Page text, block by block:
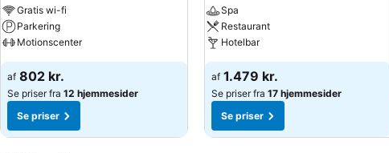
Gratis wi-fi
Parkering
Motionscenter
af 802 kr.
Se priser fra 12 hjemmesider
Se priser
Spa
Restaurant
Hotelbar
af 1.479 kr.
Se priser fra 17 hjemmesider
Se priser